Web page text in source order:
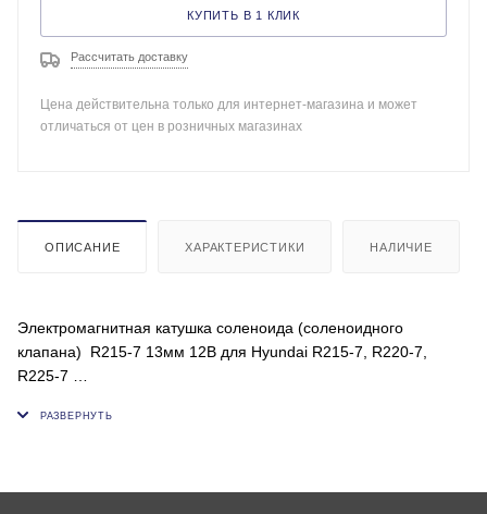
КУПИТЬ В 1 КЛИК
Рассчитать доставку
Цена действительна только для интернет-магазина и может
отличаться от цен в розничных магазинах
ОПИСАНИЕ ХАРАКТЕРИСТИКИ НАЛИЧИЕ
Электромагнитная катушка соленоида (соленоидного
клапана) R215-7 13мм 12В для Hyundai R215-7, R220-7,
R225-7
Напряжение, В: 12;
Толщина, мм: 40;